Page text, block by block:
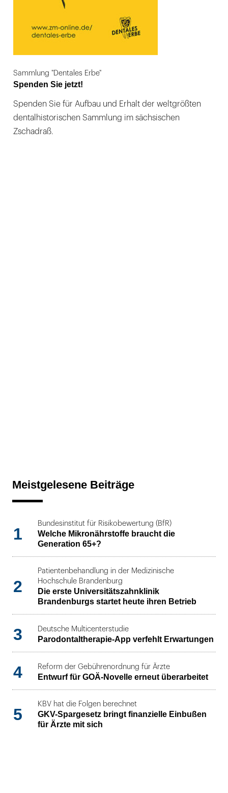
Sammlung "Dentales Erbe"
Spenden Sie jetzt!
Spenden Sie für Aufbau und Erhalt der weltgrößten
dentalhistorischen Sammlung im sächsischen
Zschadraß.
Meistgelesene Beiträge
1
Bundesinstitut für Risikobewertung (BfR)
Welche Mikronährstoffe braucht die
Generation 65+?
2
Patientenbehandlung in der Medizinische
Hochschule Brandenburg
Die erste Universitätszahnklinik
Brandenburgs startet heute ihren Betrieb
3 Deutsche Multicenterstudie
Parodontaltherapie-App verfehlt Erwartungen
4 Reform der Gebührenordnung für Ärzte
Entwurf für GOÄ-Novelle erneut überarbeitet
5
KBV hat die Folgen berechnet
GKV-Spargesetz bringt finanzielle Einbußen
für Ärzte mit sich